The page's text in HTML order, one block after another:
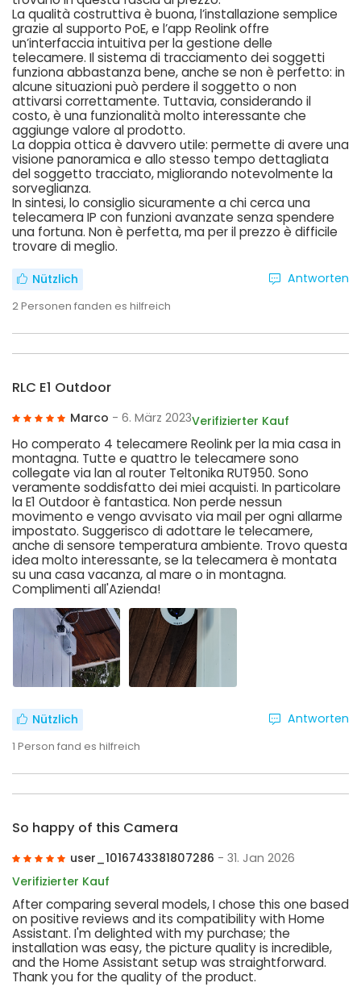
La qualità costruttiva è buona, l’installazione semplice
grazie al supporto PoE, e l’app Reolink offre
un’interfaccia intuitiva per la gestione delle
telecamere. Il sistema di tracciamento dei soggetti
funziona abbastanza bene, anche se non è perfetto: in
alcune situazioni può perdere il soggetto o non
attivarsi correttamente. Tuttavia, considerando il
costo, è una funzionalità molto interessante che
aggiunge valore al prodotto.
La doppia ottica è davvero utile: permette di avere una
visione panoramica e allo stesso tempo dettagliata
del soggetto tracciato, migliorando notevolmente la
sorveglianza.
In sintesi, lo consiglio sicuramente a chi cerca una
telecamera IP con funzioni avanzate senza spendere
una fortuna. Non è perfetta, ma per il prezzo è difficile
trovare di meglio.
Nützlich
2Personen fanden es hilfreich
Antworten
RLC E1 Outdoor
Marco - 6. März 2023Verifizierter Kauf
Ho comperato 4 telecamere Reolink per la mia casa in
montagna. Tutte e quattro le telecamere sono
collegate via lan al router Teltonika RUT950. Sono
veramente soddisfatto dei miei acquisti. In particolare
la E1 Outdoor è fantastica. Non perde nessun
movimento e vengo avvisato via mail per ogni allarme
impostato. Suggerisco di adottare le telecamere,
anche di sensore temperatura ambiente. Trovo questa
idea molto interessante, se la telecamera è montata
su una casa vacanza, al mare o in montagna.
Complimenti all'Azienda!
Nützlich
1 Person fand es hilfreich
Antworten
So happy of this Camera
user_1016743381807286 - 31. Jan 2026
Verifizierter Kauf
After comparing several models, I chose this one based
on positive reviews and its compatibility with Home
Assistant. I'm delighted with my purchase; the
installation was easy, the picture quality is incredible,
and the Home Assistant setup was straightforward.
Thank you for the quality of the product.